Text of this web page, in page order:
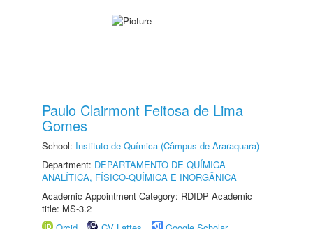
Paulo Clairmont Feitosa de Lima
Gomes
School: Instituto de Química (Câmpus de Araraquara)
Department: DEPARTAMENTO DE QUÍMICA
ANALÍTICA, FÍSICO-QUÍMICA E INORGÂNICA
Academic Appointment Category: RDIDP Academic
title: MS-3.2